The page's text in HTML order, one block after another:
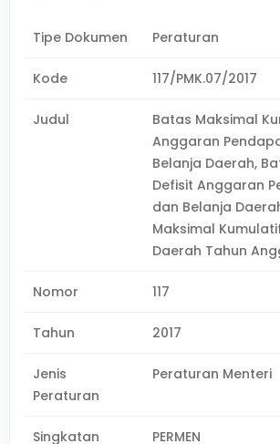
Tipe Dokumen Peraturan
Kode 117/PMK.07/2017
Judul
Batas Maksimal
Anggaran
Belanja Daerah,
Defisit Anggaran
dan Belanja
Maksimal
Daerah Tahun
Nomor 117
Tahun 2017
Jenis
Peraturan
Peraturan Menteri
Singkatan
PERMEN